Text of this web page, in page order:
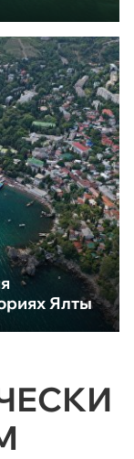
Ялты